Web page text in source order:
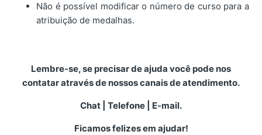
Não é possível modificar o número de curso para a
atribuição de medalhas.
Lembre-se, se precisar de ajuda você pode nos
contatar através de nossos canais de atendimento.
Chat | Telefone | E-mail.
Ficamos felizes em ajudar!